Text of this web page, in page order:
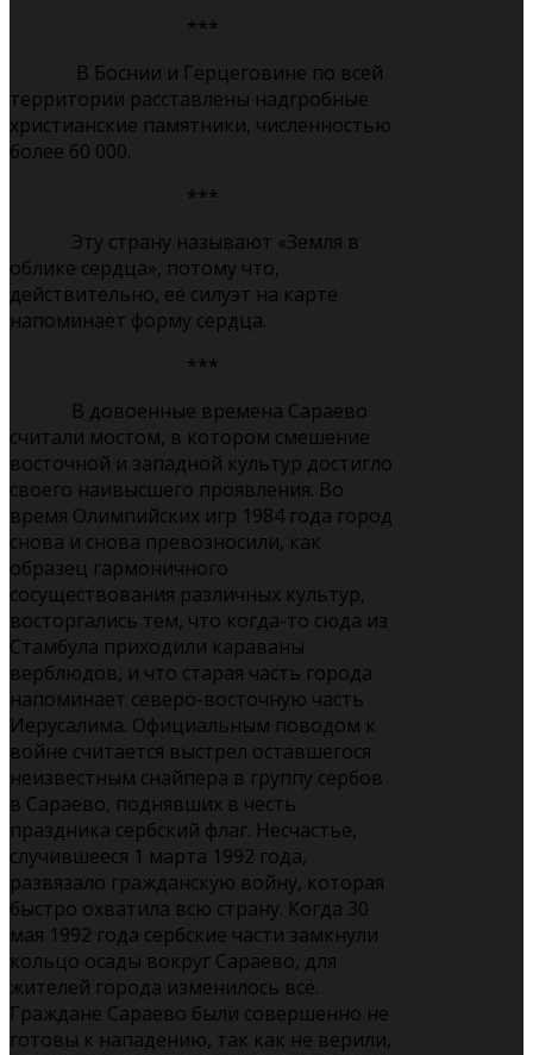
***
В Боснии и Герцеговине по всей
территории расставлены надгробные
христианские памятники, численностью
более 60 000.
***
Эту страну называют «Земля в
облике сердца», потому что,
действительно, её силуэт на карте
напоминает форму сердца.
***
В довоенные времена Сараево
считали мостом, в котором смешение
восточной и западной культур достигло
своего наивысшего проявления. Во
время Олимпийских игр 1984 года город
снова и снова превозносили, как
образец гармоничного
сосуществования различных культур,
восторгались тем, что когда-то сюда из
Стамбула приходили караваны
верблюдов, и что старая часть города
напоминает северо-восточную часть
Иерусалима. Официальным поводом к
войне считается выстрел оставшегося
неизвестным снайпера в группу сербов
в Сараево, поднявших в честь
праздника сербский флаг. Несчастье,
случившееся 1 марта 1992 года,
развязало гражданскую войну, которая
быстро охватила всю страну. Когда 30
мая 1992 года сербские части замкнули
кольцо осады вокруг Сараево, для
жителей города изменилось всё.
Граждане Сараево были совершенно не
готовы к нападению, так как не верили,